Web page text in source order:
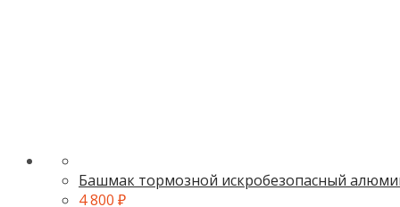
Башмак тормозной искробезопасный
4 800 ₽